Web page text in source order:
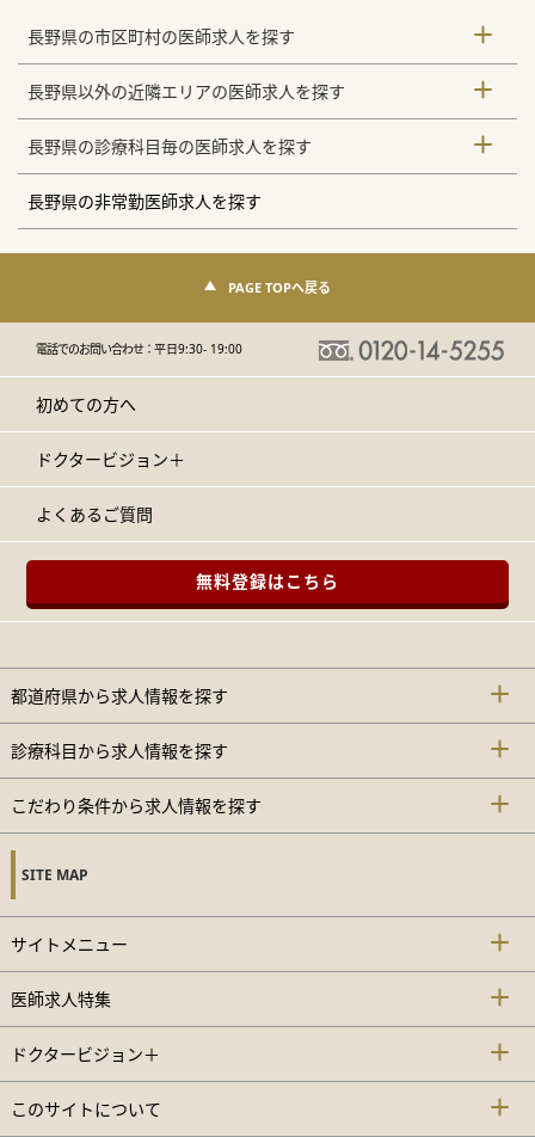
長野県の市区町村の医師求人を探す
長野県以外の近隣エリアの医師求人を探す
長野県の診療科目毎の医師求人を探す
長野県の非常勤医師求人を探す
PAGE TOPへ戻る
電話でのお問い合わせ：平日9:30- 19:00
初めての方へ
ドクタービジョン＋
よくあるご質問
無料登録はこちら
都道府県から求人情報を探す
診療科目から求人情報を探す
こだわり条件から求人情報を探す
SITE MAP
サイトメニュー
医師求人特集
ドクタービジョン＋
このサイトについて